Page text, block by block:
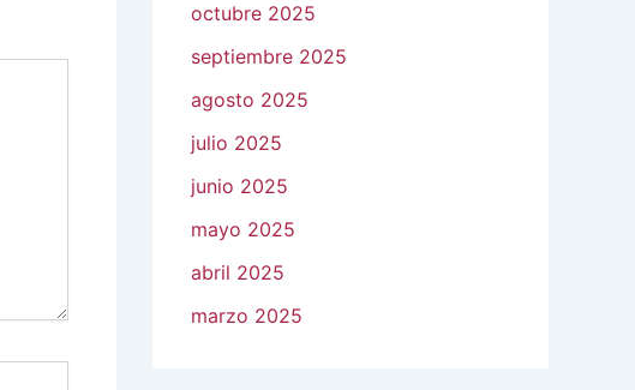
octubre 2025
septiembre 2025
agosto 2025
julio 2025
junio 2025
mayo 2025
abril 2025
marzo 2025